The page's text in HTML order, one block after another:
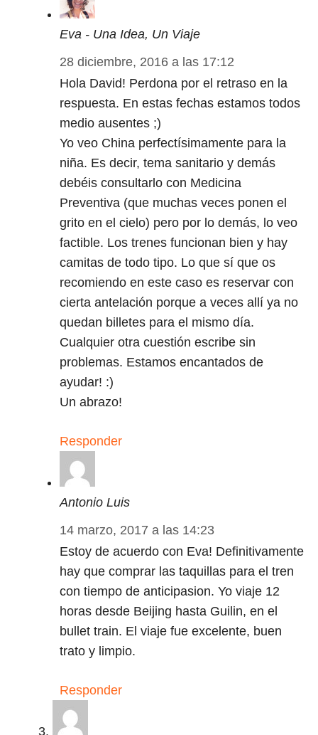
Eva - Una Idea, Un Viaje
28 diciembre, 2016 a las 17:12
Hola David! Perdona por el retraso en la
respuesta. En estas fechas estamos todos
medio ausentes ;)
Yo veo China perfectísimamente para la
niña. Es decir, tema sanitario y demás
debéis consultarlo con Medicina
Preventiva (que muchas veces ponen el
grito en el cielo) pero por lo demás, lo veo
factible. Los trenes funcionan bien y hay
camitas de todo tipo. Lo que sí que os
recomiendo en este caso es reservar con
cierta antelación porque a veces allí ya no
quedan billetes para el mismo día.
Cualquier otra cuestión escribe sin
problemas. Estamos encantados de
ayudar! :)
Un abrazo!
Responder
Antonio Luis
14 marzo, 2017 a las 14:23
Estoy de acuerdo con Eva! Definitivamente
hay que comprar las taquillas para el tren
con tiempo de anticipasion. Yo viaje 12
horas desde Beijing hasta Guilin, en el
bullet train. El viaje fue excelente, buen
trato y limpio.
Responder